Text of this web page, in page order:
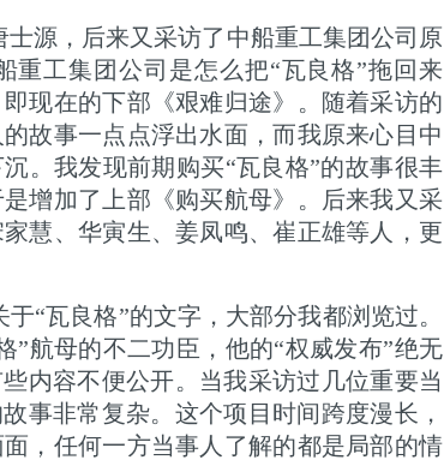
源，后来又采访了中船重工集团公司原
重工集团公司是怎么把“瓦良格”拖回来
现在的下部《艰难归途》。随着采访的
故事一点点浮出水面，而我原来心目中
。我发现前期购买“瓦良格”的故事很丰
增加了上部《购买航母》。后来我又采
慧、华寅生、姜凤鸣、崔正雄等人，更
“瓦良格”的文字，大部分我都浏览过。
”航母的不二功臣，他的“权威发布”绝无
内容不便公开。当我采访过几位重要当
事非常复杂。这个项目时间跨度漫长，
，任何一方当事人了解的都是局部的情